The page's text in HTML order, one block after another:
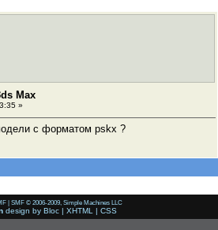
Max
»
с форматом pskx ?
| SMF © 2006-2009, Simple Machines LLC
design by Bloc | XHTML | CSS